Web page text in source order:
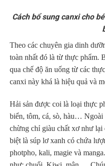
Cách bổ sung canxi cho
Theo các chuyên gia dinh
toàn nhất đó là từ thực phẩm.
qua chế độ ăn uống từ các
canxi này khá là hiệu quả và
Hải sản được coi là loại thực
biển, tôm, cá, sò, hàu… Ngoài
chừng chỉ giàu chất xơ như
biệt là súp lơ xanh có chứa
photpho, kali, magie và